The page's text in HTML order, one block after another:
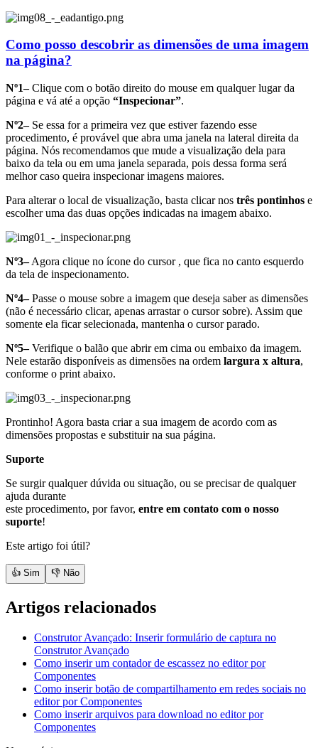
Como posso descobrir as dimensões de uma imagem
na página?
Nº1–Clique com o botão direito do mouse em qualquer lugar da
página e vá até a opção “Inspecionar”.
Nº2–Se essa for a primeira vez que estiver fazendo esse
procedimento, é provável que abra uma janela na lateral direita da
página. Nós recomendamos que mude a visualização dela para
baixo da tela ou em uma janela separada, pois dessa forma será
melhor caso queira inspecionar imagens maiores.
Para alterar o local de visualização, basta clicar nos três pontinhos e
escolher uma das duas opções indicadas na imagem abaixo.
Nº3–Agora clique no ícone do cursor , que fica no canto esquerdo
da tela de inspecionamento.
Nº4–Passe o mouse sobre a imagem que deseja saber as dimensões
(não é necessário clicar, apenas arrastar o cursor sobre). Assim que
somente ela ficar selecionada, mantenha o cursor parado.
Nº5–Verifique o balão que abrir em cima ou embaixo da imagem.
Nele estarão disponíveis as dimensões na ordem largura x altura,
conforme o print abaixo.
Prontinho! Agora basta criar a sua imagem de acordo com as
dimensões propostas e substituir na sua página.
Suporte
Se surgir qualquer dúvida ou situação, ou se precisar de qualquer
ajuda durante
este procedimento, por favor, entre em contato com o nosso
suporte!
Este artigo foi útil?
👍 Sim 👎 Não
Artigos relacionados
Construtor Avançado: Inserir formulário de captura no
Construtor Avançado
Como inserir um contador de escassez no editor por
Componentes
Como inserir botão de compartilhamento em redes sociais no
editor por Componentes
Como inserir arquivos para download no editor por
Componentes